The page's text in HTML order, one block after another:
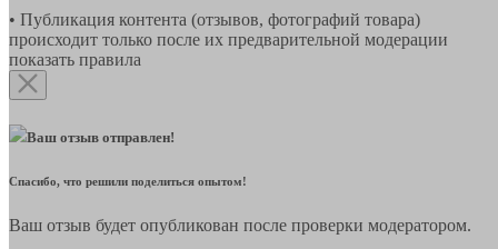
• Публикация контента (отзывов, фотографий товара)
происходит только после их предварительной модерации
показать правила
Ваш отзыв отправлен!
Спасибо, что решили поделиться опытом!
Ваш отзыв будет опубликован после проверки модератором.